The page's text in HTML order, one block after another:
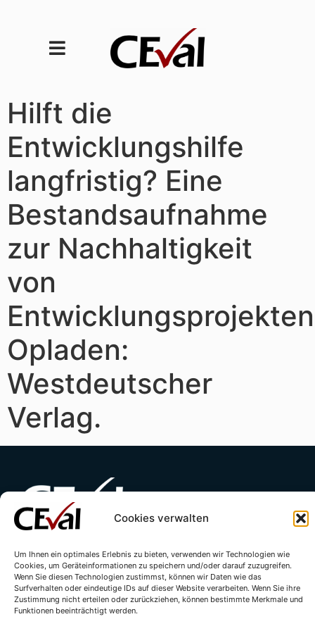
Cookies verwalten
Um Ihnen ein optimales Erlebnis zu bieten, verwenden wir Technologien wie
Cookies, um Geräteinformationen zu speichern und/oder darauf zuzugreifen.
Wenn Sie diesen Technologien zustimmst, können wir Daten wie das
Surfverhalten oder eindeutige IDs auf dieser Website verarbeiten. Wenn Sie ihre
Zustimmung nicht erteilen oder zurückziehen, können bestimmte Merkmale und
Funktionen beeinträchtigt werden.
Hilft die
Entwicklungshilfe
langfristig? Eine
Bestandsaufnahme
zur Nachhaltigkeit
von
Opladen:
Westdeutscher
Verlag.
Kontakt Impressum Datenschutzerklärung
Cookie-Richtlinie (EU)